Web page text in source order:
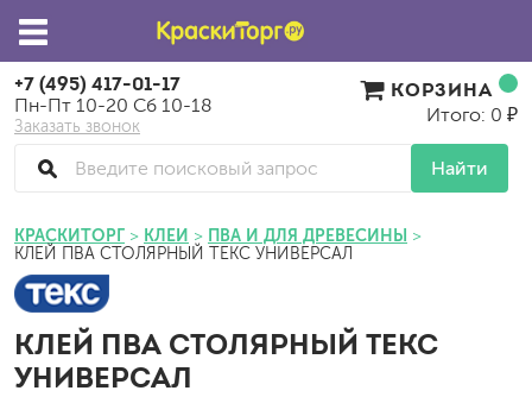
+7 (495) 417-01-17
Пн-Пт 10-20 Сб 10-18
Заказать звонок
Найти
КОРЗИНА
Итого: 0 ₽
КРАСКИТОРГ КЛЕИ ПВА И ДЛЯ ДРЕВЕСИНЫ
КЛЕЙ ПВА СТОЛЯРНЫЙ ТЕКС УНИВЕРСАЛ
КЛЕЙ ПВА СТОЛЯРНЫЙ ТЕКС
УНИВЕРСАЛ